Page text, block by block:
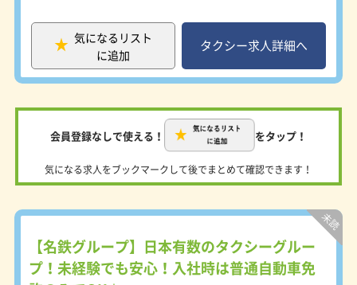
・人に感謝されるのが好きな人
・一人で仕事がしたい人
～あると良いスキル～
・道を覚えるのが得意
・売上などの目標管理ができる
・細かな気遣いが出来る
ます。 名鉄タクシーのブランド力を
発揮した営業ができます。 ●待機営
業 駅や病院、ホテルなどの待機場所
でお客様をお待ちします。 会社独自
す。 ●自動配車 配車システムで配車
先に一番近い車両にお迎え指示が入り
ます。 電話でのご注文に加え、最近
ではスマホ配車も増えています。 ●
貸切営業 事前に、時間貸運賃でご予
約をいただきます。 ●指名サービス
お客様から直接ご指名をいただきま
す。 名鉄タクシーのブランド力と営
業係の営業力がモノを言います。 ＜
勤務スタイル＞ 名鉄タクシーの勤務
体系は４つのスタイルに分かれていま
気になるリスト
に追加
タクシー求人詳細へ
会員登録なしで使える！ をタップ！
気になる求人をブックマークして後でまとめて確認できます！
【名鉄グループ】日本有数のタクシーグルー
プ！未経験でも安心！入社時は普通自動車免